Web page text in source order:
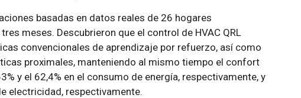
basadas en datos reales de 26 hogares
meses. Descubrieron que el control de HVAC QRL
convencionales de aprendizaje por refuerzo, así como
proximales, manteniendo al mismo tiempo el confort
y el 62,4% en el consumo de energía, respectivamente, y
electricidad, respectivamente.